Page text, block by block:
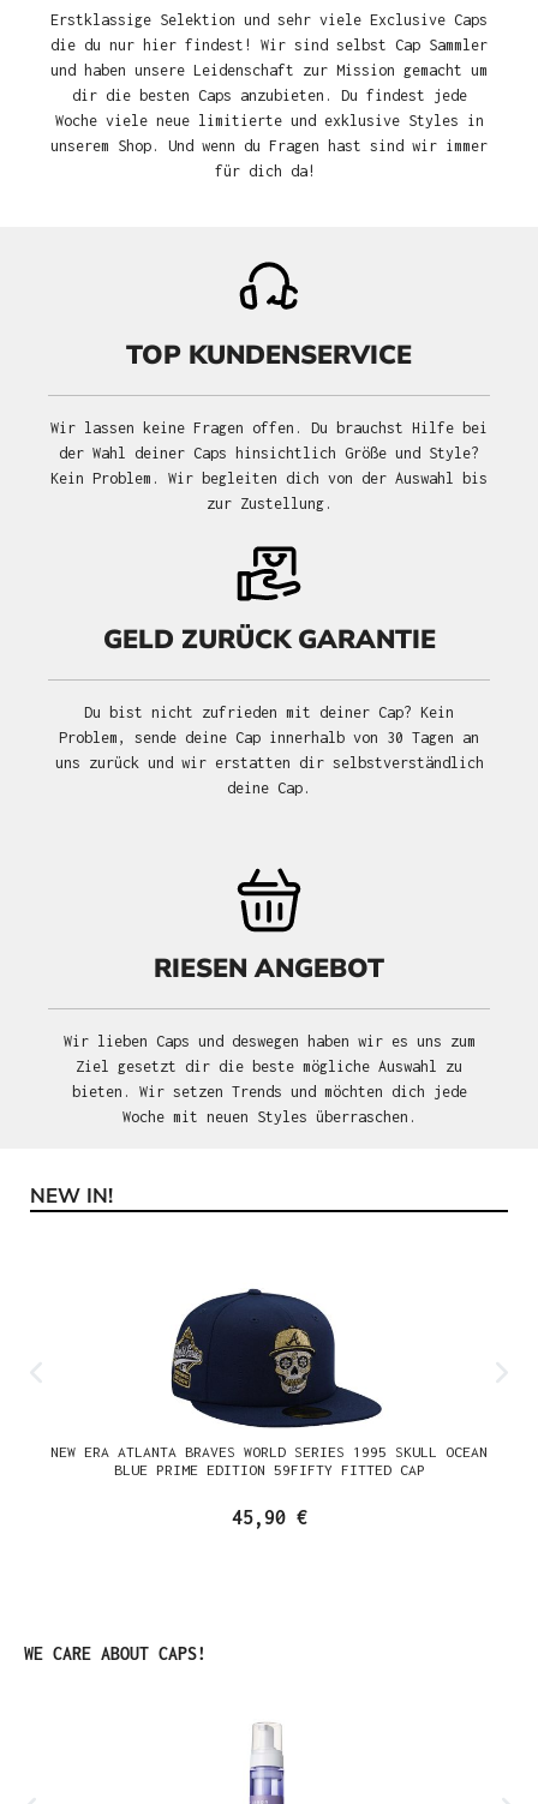
Erstklassige Selektion und sehr viele Exclusive Caps
die du nur hier findest! Wir sind selbst Cap Sammler
und haben unsere Leidenschaft zur Mission gemacht um
dir die besten Caps anzubieten. Du findest jede
Woche viele neue limitierte und exklusive Styles in
unserem Shop. Und wenn du Fragen hast sind wir immer
für dich da!
TOP KUNDENSERVICE
Wir lassen keine Fragen offen. Du brauchst Hilfe bei
der Wahl deiner Caps hinsichtlich Größe und Style?
Kein Problem. Wir begleiten dich von der Auswahl bis
zur Zustellung.
GELD ZURÜCK GARANTIE
Du bist nicht zufrieden mit deiner Cap? Kein
Problem, sende deine Cap innerhalb von 30 Tagen an
uns zurück und wir erstatten dir selbstverständlich
deine Cap.
RIESEN ANGEBOT
Wir lieben Caps und deswegen haben wir es uns zum
Ziel gesetzt dir die beste mögliche Auswahl zu
bieten. Wir setzen Trends und möchten dich jede
Woche mit neuen Styles überraschen.
Produktgalerie überspringen
NEW IN!
NEW ERA ATLANTA BRAVES WORLD SERIES 1995 SKULL OCEAN
BLUE PRIME EDITION 59FIFTY FITTED CAP
45,90 €
Produktgalerie überspringen
WE CARE ABOUT CAPS!